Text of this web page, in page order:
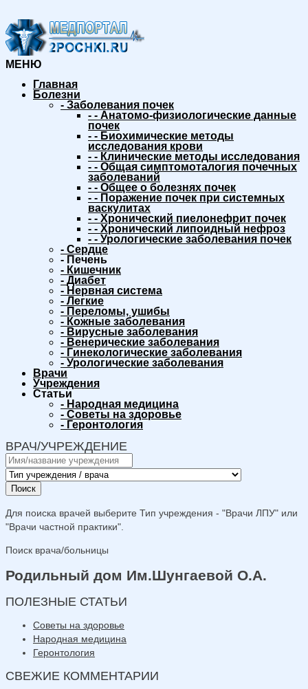
МЕНЮ
Главная
Болезни
- Заболевания почек
- - Анатомо-физиологические данные
почек
- - Биохимические методы
исследования крови
- - Клинические методы исследования
- - Общая симптомоталогия почечных
заболеваний
- - Общее о болезнях почек
- - Поражение почек при системных
васкулитах
- - Хронический пиелонефрит почек
- - Хронический липоидный нефроз
- - Урологические заболевания почек
- Сердце
- Печень
- Кишечник
- Диабет
- Нервная система
- Легкие
- Переломы, ушибы
- Кожные заболевания
- Вирусные заболевания
- Венерические заболевания
- Гинекологические заболевания
- Урологические заболевания
Врачи
Учреждения
Статьи
- Народная медицина
- Советы на здоровье
- Геронтология
ВРАЧ/УЧРЕЖДЕНИЕ
Поиск
Для поиска врачей выберите Тип учреждения - "Врачи ЛПУ" или
"Врачи частной практики".
Поиск врача/больницы
Родильный дом Им.Шунгаевой О.А.
ПОЛЕЗНЫЕ СТАТЬИ
Советы на здоровье
Народная медицина
Геронтология
СВЕЖИЕ КОММЕНТАРИИ